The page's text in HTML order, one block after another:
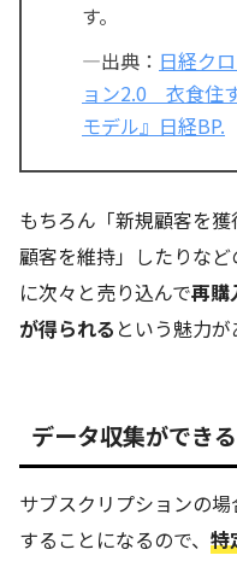
す。
―出典： 日経ク
ョン2.0 衣食住
モデル』日経BP.
もちろん「新規顧客を
顧客を維持」したりな
に次々と売り込んで再購
が得られる という魅力が
データ収集ができる
サブスクリプションの
することになるので、 特